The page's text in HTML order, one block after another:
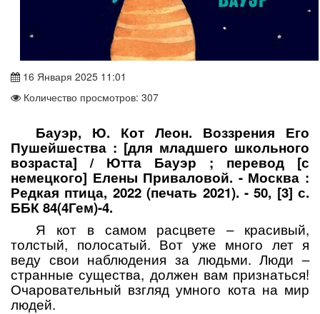
16 Января 2025 11:01
Количество просмотров: 307
Бауэр, Ю. Кот Леон. Воззрения Его
Пушейшества : [для младшего школьного
возраста] / Ютта Бауэр ; перевод [с
немецкого] Елены Приваловой. - Москва :
Редкая птица, 2022 (печать 2021). - 50, [3] с.
ББК 84(4Гем)-4.
Я кот в самом расцвете – красивый,
толстый, полосатый. Вот уже много лет я
веду свои наблюдения за людьми. Люди –
странные существа, должен вам признаться!
Очаровательный взгляд умного кота на мир
людей.